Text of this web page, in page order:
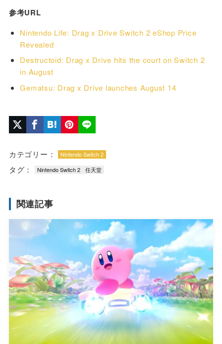
参考URL
Nintendo Life: Drag x Drive Switch 2 eShop Price
Revealed
Destructoid: Drag x Drive hits the court on Switch 2
in August
Gematsu: Drag x Drive launches August 14
カテゴリー： Nintendo Switch 2
タグ： Nintendo Switch 2 任天堂
関連記事